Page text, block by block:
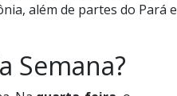
além de partes do Pará e
Semana?